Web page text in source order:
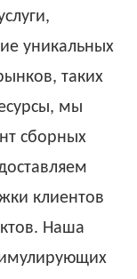
уникальных
таких
мы
сборных
клиентов
Наша